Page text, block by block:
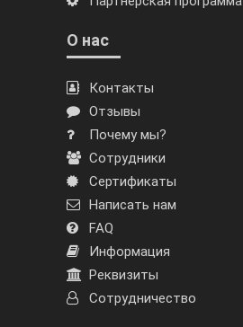
О нас
Контакты
Отзывы
Почему мы?
Сотрудники
Сертификаты
Написать нам
FAQ
Информация
Реквизиты
Сотрудничество